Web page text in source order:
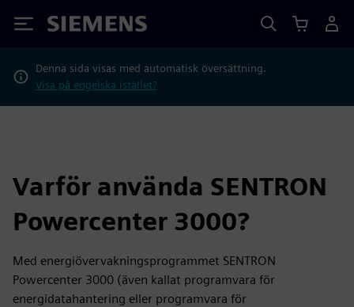
Siemens
Denna sida visas med automatisk översättning.
Visa på engelska istället?
Varför använda SENTRON
Powercenter 3000?
Med energiövervakningsprogrammet SENTRON
Powercenter 3000 (även kallat programvara för
energidatahantering eller programvara för